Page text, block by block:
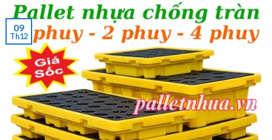
09
Th12